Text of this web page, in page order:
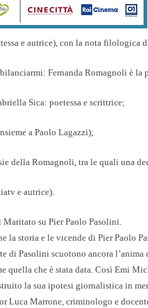
e autrice), con la nota filologica
Fernanda Romagnoli è la
Sica: poetessa e scrittrice;
a Paolo Lagazzi);
della Romagnoli, tra le quali una
e autrice).
su Pier Paolo Pasolini.
la storia e le vicende di Pier Paolo
di Pasolini scuotono ancora
quella che è stata data. Così Emi
la sua ipotesi giornalistica in
Luca Marrone, criminologo e